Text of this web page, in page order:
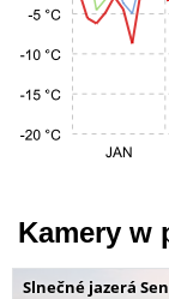
Kamery w
Slnečné jazerá